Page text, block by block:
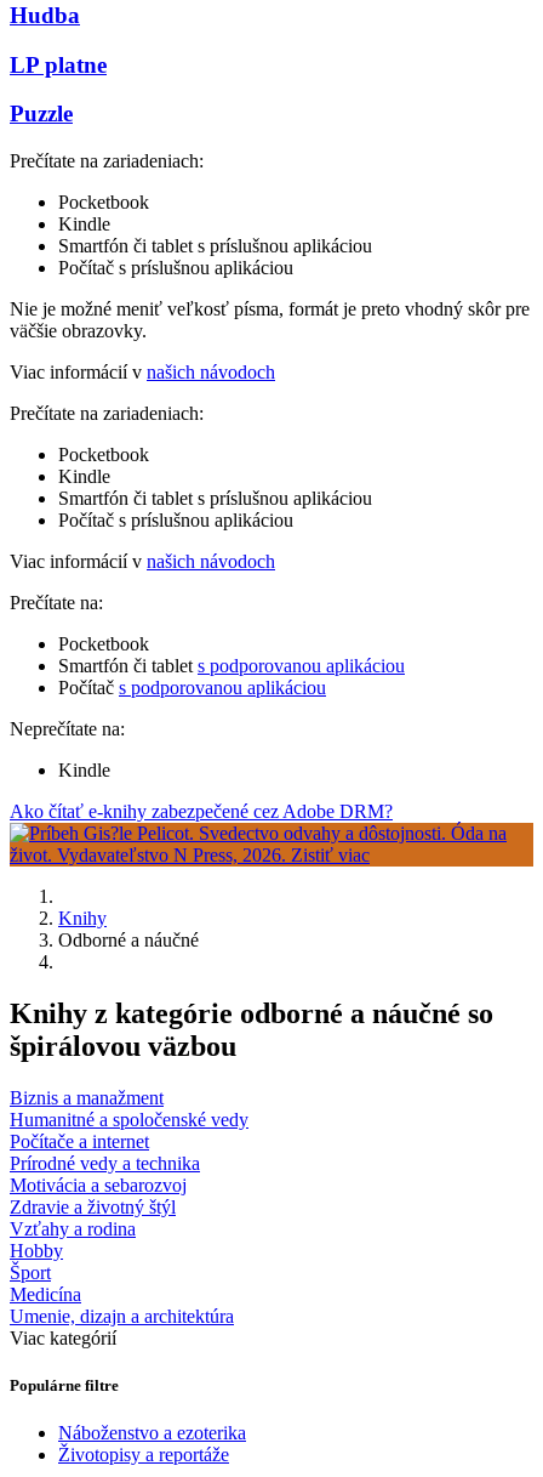
Hudba
LP platne
Puzzle
Prečítate na zariadeniach:
Pocketbook
Kindle
Smartfón či tablet s príslušnou aplikáciou
Počítač s príslušnou aplikáciou
Nie je možné meniť veľkosť písma, formát je preto vhodný skôr pre
väčšie obrazovky.
Viac informácií v našich návodoch
Prečítate na zariadeniach:
Pocketbook
Kindle
Smartfón či tablet s príslušnou aplikáciou
Počítač s príslušnou aplikáciou
Viac informácií v našich návodoch
Prečítate na:
Pocketbook
Smartfón či tablet s podporovanou aplikáciou
Počítač s podporovanou aplikáciou
Neprečítate na:
Kindle
Ako čítať e-knihy zabezpečené cez Adobe DRM?
Knihy
Odborné a náučné
Knihy z kategórie odborné a náučné so
špirálovou väzbou
Biznis a manažment
Humanitné a spoločenské vedy
Počítače a internet
Prírodné vedy a technika
Motivácia a sebarozvoj
Zdravie a životný štýl
Vzťahy a rodina
Hobby
Šport
Medicína
Umenie, dizajn a architektúra
Viac kategórií
Populárne filtre
Náboženstvo a ezoterika
Životopisy a reportáže